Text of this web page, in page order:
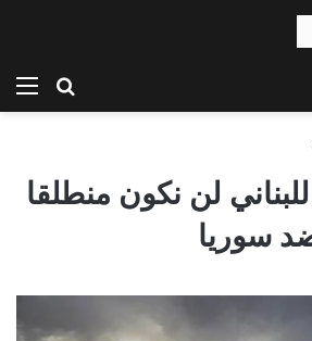
بحث
لن نكون منطلقا
سوريا